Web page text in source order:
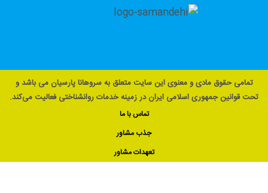
تمامی حقوق مادی و معنوی این سایت متعلق به سروهانا پارسیان می باشد و
تحت قوانین جمهوری اسلامی ایران در زمینه خدمات روانشناختی فعالیت می‌کند.
تماس با ما
جذب مشاور
تعهدات مشاور